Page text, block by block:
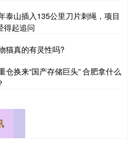
泰山插入135公里刀片刺绳，项目
得起追问
猫真的有灵性吗?
仓换来“国产存储巨头” 合肥拿什么